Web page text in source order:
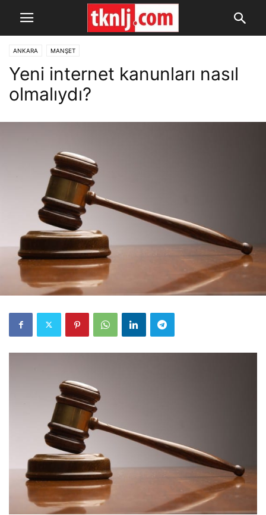
ANKARA MANŞET
Yeni internet kanunları nasıl
olmalıydı?